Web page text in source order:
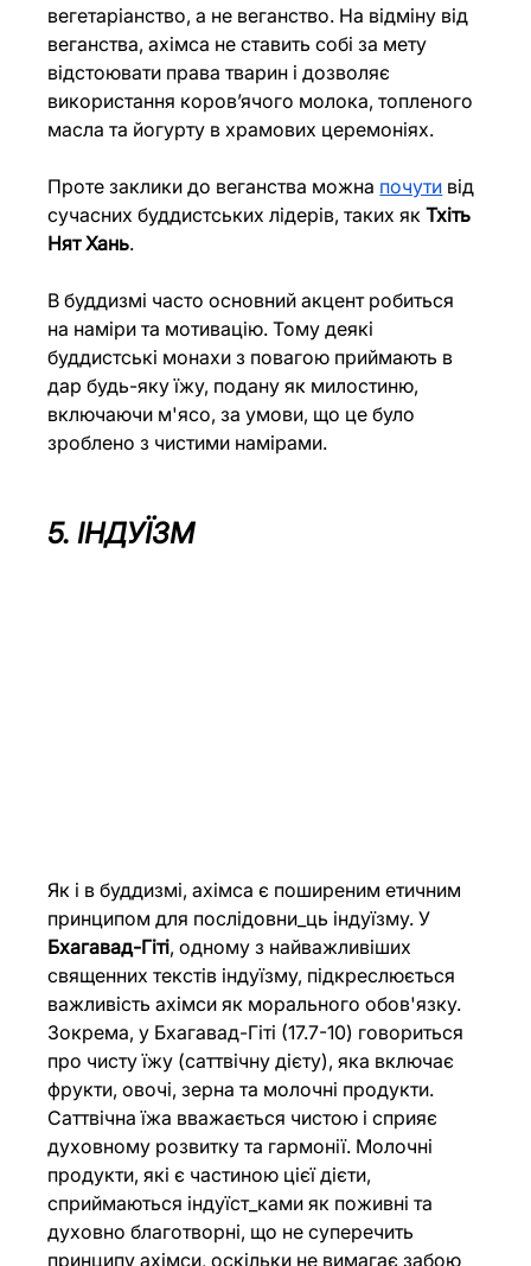
вегетаріанство, а не веганство. На відміну від
веганства, ахімса не ставить собі за мету
відстоювати права тварин і дозволяє
використання коров’ячого молока, топленого
масла та йогурту в храмових церемоніях.
Проте заклики до веганства можна почути від
сучасних буддистських лідерів, таких як Тхіть
Нят Хань.
В буддизмі часто основний акцент робиться
на наміри та мотивацію. Тому деякі
буддистські монахи з повагою приймають в
дар будь-яку їжу, подану як милостиню,
включаючи м'ясо, за умови, що це було
зроблено з чистими намірами.
5. ІНДУЇЗМ
Як і в буддизмі, ахімса є поширеним етичним
принципом для послідовни_ць індуїзму. У
Бхагавад-Гіті, одному з найважливіших
священних текстів індуїзму, підкреслюється
важливість ахімси як морального обов'язку.
Зокрема, у Бхагавад-Гіті (17.7-10) говориться
про чисту їжу (саттвічну дієту), яка включає
фрукти, овочі, зерна та молочні продукти.
Саттвічна їжа вважається чистою і сприяє
духовному розвитку та гармонії. Молочні
продукти, які є частиною цієї дієти,
сприймаються індуїст_ками як поживні та
духовно благотворні, що не суперечить
принципу ахімси, оскільки не вимагає забою